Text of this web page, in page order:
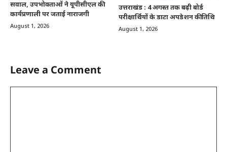
सवाल, उपभोक्ताओं ने यूपीसीएल की
कार्यप्रणाली पर जताई नाराजगी
August 1, 2026
उत्तराखंड : 4 अगस्त तक बढ़ी बोर्ड
परीक्षार्थियों के डाटा अपडेशन की तिथि
August 1, 2026
Leave a Comment